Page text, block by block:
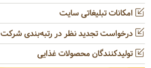
امکانات تبلیغاتی سایت
درخواست تجدید نظر در رتبه‌بندی شرکت
تولیدکنندگان محصولات غذایی